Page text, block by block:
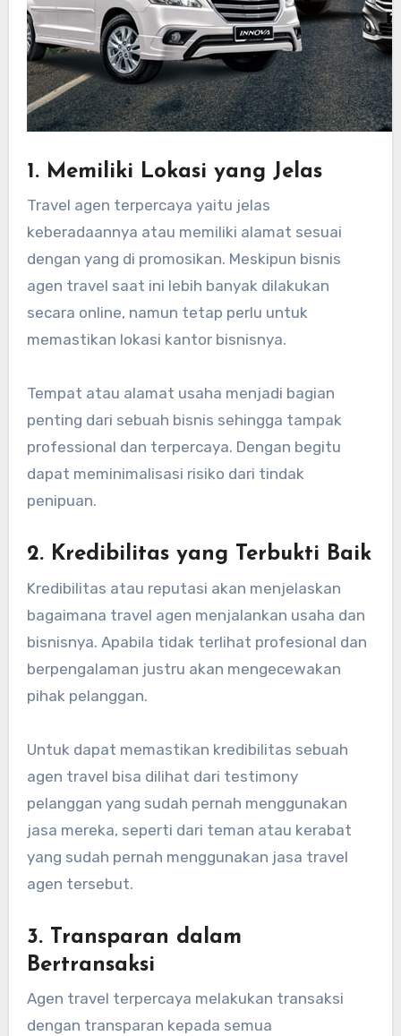
1. Memiliki Lokasi yang Jelas
Travel agen terpercaya yaitu jelas
keberadaannya atau memiliki alamat sesuai
dengan yang di promosikan. Meskipun bisnis
agen travel saat ini lebih banyak dilakukan
secara online, namun tetap perlu untuk
memastikan lokasi kantor bisnisnya.
Tempat atau alamat usaha menjadi bagian
penting dari sebuah bisnis sehingga tampak
professional dan terpercaya. Dengan begitu
dapat meminimalisasi risiko dari tindak
penipuan.
2. Kredibilitas yang Terbukti Baik
Kredibilitas atau reputasi akan menjelaskan
bagaimana travel agen menjalankan usaha dan
bisnisnya. Apabila tidak terlihat profesional dan
berpengalaman justru akan mengecewakan
pihak pelanggan.
Untuk dapat memastikan kredibilitas sebuah
agen travel bisa dilihat dari testimony
pelanggan yang sudah pernah menggunakan
jasa mereka, seperti dari teman atau kerabat
yang sudah pernah menggunakan jasa travel
agen tersebut.
3. Transparan dalam
Bertransaksi
Agen travel terpercaya melakukan transaksi
dengan transparan kepada semua